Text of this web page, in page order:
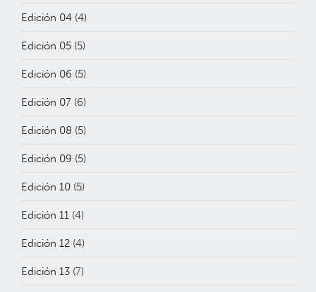
Edición 04 (4)
Edición 05 (5)
Edición 06 (5)
Edición 07 (6)
Edición 08 (5)
Edición 09 (5)
Edición 10 (5)
Edición 11 (4)
Edición 12 (4)
Edición 13 (7)